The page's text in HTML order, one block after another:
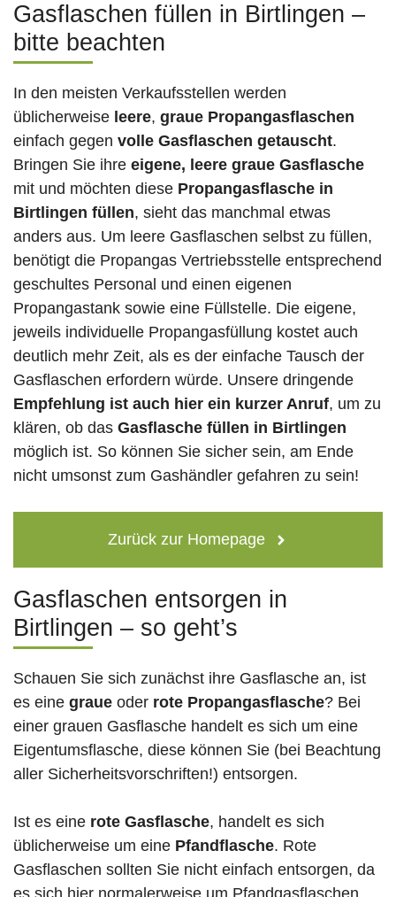
Gasflaschen füllen in Birtlingen –
bitte beachten
In den meisten Verkaufsstellen werden
üblicherweise leere, graue Propangasflaschen
einfach gegen volle Gasflaschen getauscht.
Bringen Sie ihre eigene, leere graue Gasflasche
mit und möchten diese Propangasflasche in
Birtlingen füllen, sieht das manchmal etwas
anders aus. Um leere Gasflaschen selbst zu füllen,
benötigt die Propangas Vertriebsstelle entsprechend
geschultes Personal und einen eigenen
Propangastank sowie eine Füllstelle. Die eigene,
jeweils individuelle Propangasfüllung kostet auch
deutlich mehr Zeit, als es der einfache Tausch der
Gasflaschen erfordern würde. Unsere dringende
Empfehlung ist auch hier ein kurzer Anruf, um zu
klären, ob das Gasflasche füllen in Birtlingen
möglich ist. So können Sie sicher sein, am Ende
nicht umsonst zum Gashändler gefahren zu sein!
Zurück zur Homepage
Gasflaschen entsorgen in
Birtlingen – so geht’s
Schauen Sie sich zunächst ihre Gasflasche an, ist
es eine graue oder rote Propangasflasche? Bei
einer grauen Gasflasche handelt es sich um eine
Eigentumsflasche, diese können Sie (bei Beachtung
aller Sicherheitsvorschriften!) entsorgen.
Ist es eine rote Gasflasche, handelt es sich
üblicherweise um eine Pfandflasche. Rote
Gasflaschen sollten Sie nicht einfach entsorgen, da